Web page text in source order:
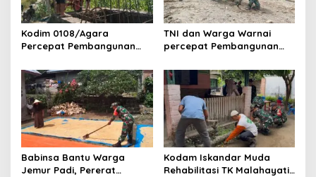
Kodim 0108/Agara
Percepat Pembangunan
di Ds. Kuta Ujung, Aceh
Tenggara
TNI dan Warga Warnai
percepat Pembangunan
di Desa Uning Abadi, Aceh
Tenggara
Babinsa Bantu Warga
Jemur Padi, Pererat
Kodam Iskandar Muda
Rehabilitasi TK Malahayati